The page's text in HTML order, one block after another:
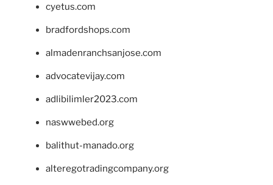
cyetus.com
bradfordshops.com
almadenranchsanjose.com
advocatevijay.com
adlibilimler2023.com
naswwebed.org
balithut-manado.org
alteregotradingcompany.org